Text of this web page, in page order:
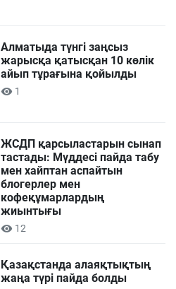
Алматыда түнгі заңсыз
жарысқа қатысқан 10 көлік
айып тұрағына қойылды
1
ЖСДП қарсыластарын сынап
тастады: Мүддесі пайда табу
мен хайптан аспайтын
блогерлер мен
кофеқұмарлардың
жиынтығы
12
Қазақстанда алаяқтықтың
жаңа түрі пайда болды